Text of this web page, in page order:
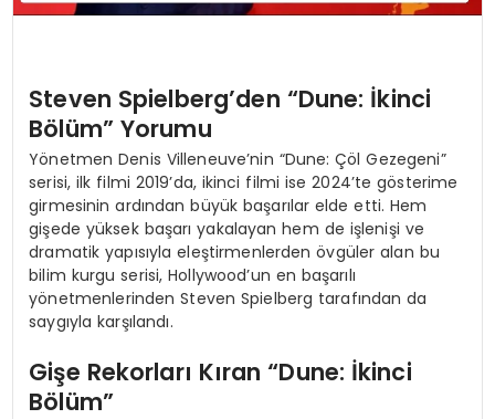
Steven Spielberg’den “Dune: İkinci
Bölüm” Yorumu
Yönetmen Denis Villeneuve’nin “Dune: Çöl Gezegeni”
serisi, ilk filmi 2019’da, ikinci filmi ise 2024’te gösterime
girmesinin ardından büyük başarılar elde etti. Hem
gişede yüksek başarı yakalayan hem de işlenişi ve
dramatik yapısıyla eleştirmenlerden övgüler alan bu
bilim kurgu serisi, Hollywood’un en başarılı
yönetmenlerinden Steven Spielberg tarafından da
saygıyla karşılandı.
Gişe Rekorları Kıran “Dune: İkinci
Bölüm”